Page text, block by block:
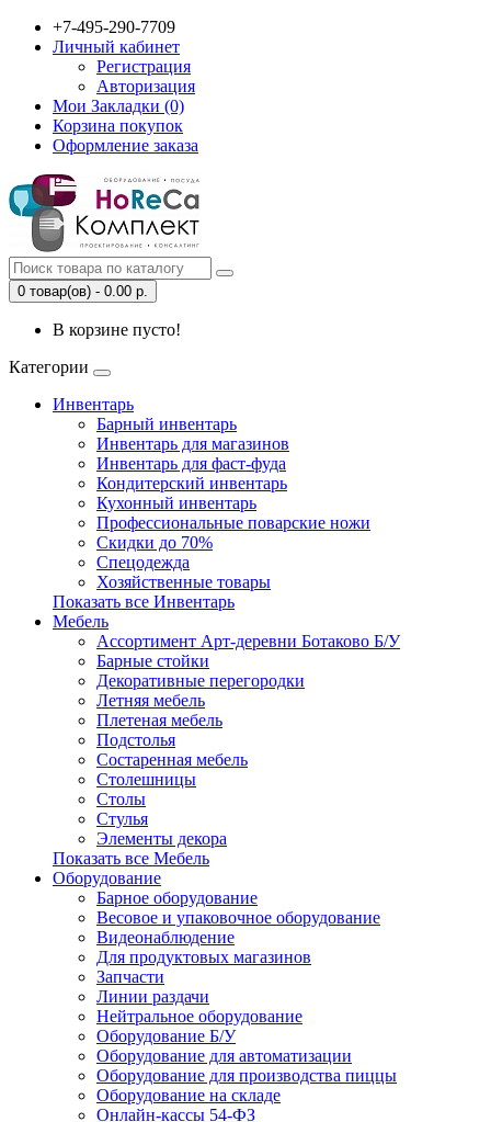
+7-495-290-7709
Личный кабинет
Регистрация
Авторизация
Мои Закладки (0)
Корзина покупок
Оформление заказа
0 товар(ов) - 0.00 р.
В корзине пусто!
Категории
Инвентарь
Барный инвентарь
Инвентарь для магазинов
Инвентарь для фаст-фуда
Кондитерский инвентарь
Кухонный инвентарь
Профессиональные поварские ножи
Скидки до 70%
Спецодежда
Хозяйственные товары
Показать все Инвентарь
Мебель
Ассортимент Арт-деревни Ботаково Б/У
Барные стойки
Декоративные перегородки
Летняя мебель
Плетеная мебель
Подстолья
Состаренная мебель
Столешницы
Столы
Стулья
Элементы декора
Показать все Мебель
Оборудование
Барное оборудование
Весовое и упаковочное оборудование
Видеонаблюдение
Для продуктовых магазинов
Запчасти
Линии раздачи
Нейтральное оборудование
Оборудование Б/У
Оборудование для автоматизации
Оборудование для производства пиццы
Оборудование на складе
Онлайн-кассы 54-ФЗ